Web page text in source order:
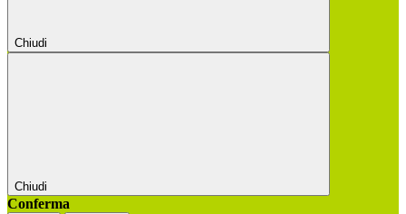
Chiudi
Chiudi
Conferma